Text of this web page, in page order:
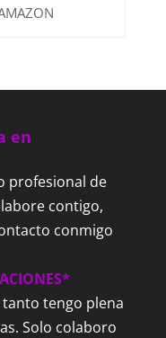
en
profesional de
contigo,
conmigo
tengo plena
Solo colaboro